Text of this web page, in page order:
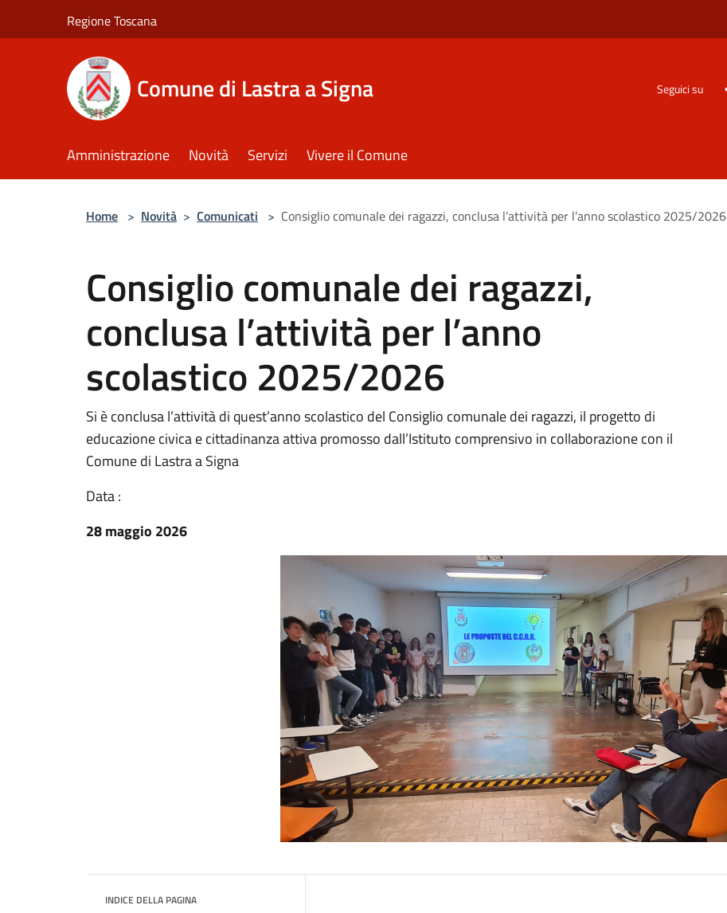
Regione Toscana
Comune di Lastra a Signa Seguici su
Amministrazione Novità Servizi Vivere il Comune
Home > Novità > Comunicati > Consiglio comunale dei ragazzi, conclusa l’attività per l’anno scolastico 2025/2026
Consiglio comunale dei ragazzi,
conclusa l’attività per l’anno
scolastico 2025/2026
Si è conclusa l’attività di quest’anno scolastico del Consiglio comunale dei ragazzi, il progetto di
educazione civica e cittadinanza attiva promosso dall’Istituto comprensivo in collaborazione con il
Comune di Lastra a Signa
Data :
28 maggio 2026
INDICE DELLA PAGINA